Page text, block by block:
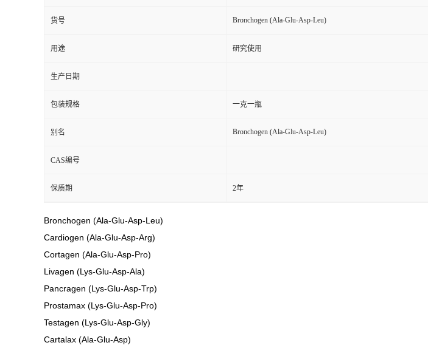
货号 Bronchogen (Ala-Glu-Asp-Leu)
用途 研究使用
生产日期
包装规格 一克一瓶
别名 Bronchogen (Ala-Glu-Asp-Leu)
CAS编号
保质期 2年
Bronchogen (Ala-Glu-Asp-Leu)
Cardiogen (Ala-Glu-Asp-Arg)
Cortagen (Ala-Glu-Asp-Pro)
Livagen (Lys-Glu-Asp-Ala)
Pancragen (Lys-Glu-Asp-Trp)
Prostamax (Lys-Glu-Asp-Pro)
Testagen (Lys-Glu-Asp-Gly)
Cartalax (Ala-Glu-Asp)